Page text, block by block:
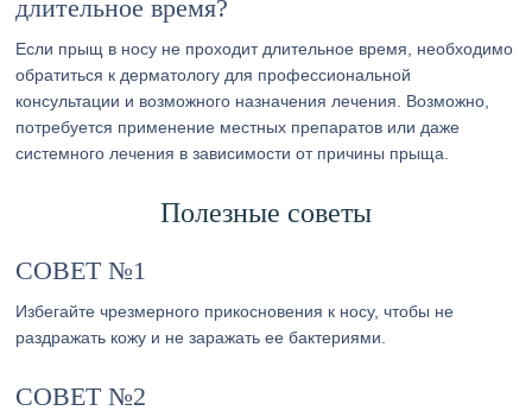
длительное время?
Если прыщ в носу не проходит длительное время, необходимо
обратиться к дерматологу для профессиональной
консультации и возможного назначения лечения. Возможно,
потребуется применение местных препаратов или даже
системного лечения в зависимости от причины прыща.
Полезные советы
СОВЕТ №1
Избегайте чрезмерного прикосновения к носу, чтобы не
раздражать кожу и не заражать ее бактериями.
СОВЕТ №2